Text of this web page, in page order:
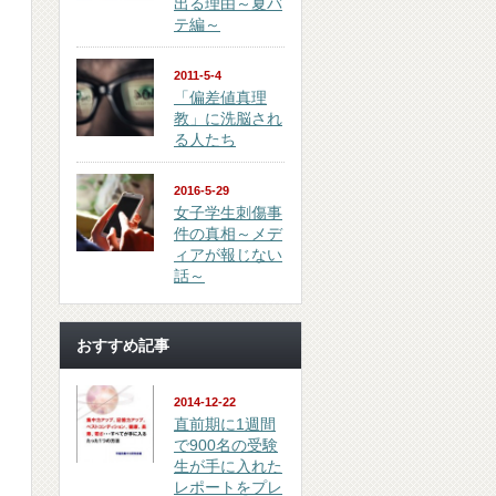
テ編～
2011-5-4
「偏差値真理
教」に洗脳され
る人たち
2016-5-29
女子学生刺傷事
件の真相～メデ
ィアが報じない
話～
おすすめ記事
2014-12-22
直前期に1週間
で900名の受験
生が手に入れた
レポートをプレ